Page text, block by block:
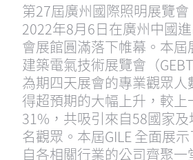
第27屆廣州國際照明展覽會
2022年8月6日在廣州中國
會展館圓滿落下帷幕。本
建築電氣技術展覽會（
為期四天展會的專業觀眾
得超預期的大幅上升，較上
31%，共吸引來自58國家
名觀眾。本屆GILE 全面展
自各相關行業的公司齊聚